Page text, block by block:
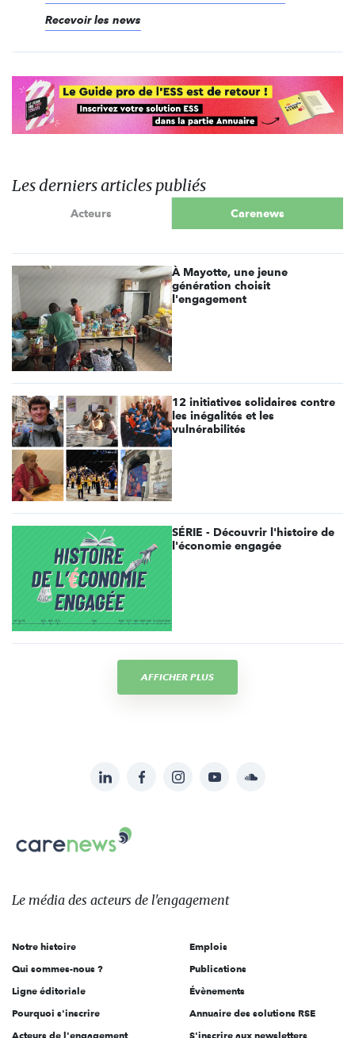
Recevoir les news
Les derniers articles publiés
Acteurs Carenews
À Mayotte, une jeune
génération choisit
l'engagement
12 initiatives solidaires contre
les inégalités et les
vulnérabilités
SÉRIE - Découvrir l'histoire de
l'économie engagée
AFFICHER PLUS
sur:
LinkedInFacebookInstagramYouTubeSoundcloud
Le
des
l'engagement
Le média des acteurs de l'engagement
Notre histoire
Qui sommes-nous ?
Ligne éditoriale
Pourquoi s'inscrire
Acteurs de l'engagement
Emplois
Publications
Évènements
Annuaire des solutions RSE
S'inscrire aux newsletters